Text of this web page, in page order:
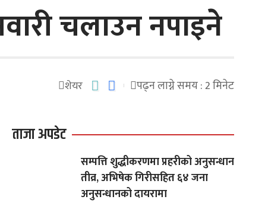
चलाउन नपाइने
शेयर पढ्न लाग्ने समय : 2 मिनेट
ताजा अपडेट
सम्पत्ति शुद्धीकरणमा प्रहरीको अनुसन्धान
तीव्र, अभिषेक गिरीसहित ६४ जना
अनुसन्धानको दायरामा